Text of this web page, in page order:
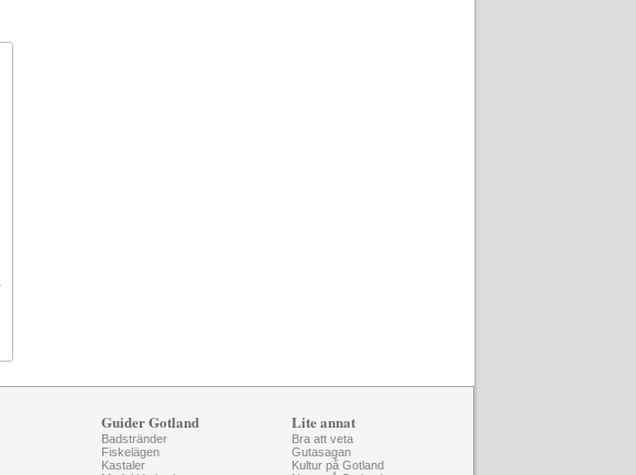
Guider Gotland
Badstränder
Fiskelägen
Kastaler
Lite annat
Bra att veta
Gutasagan
Kultur på Gotland